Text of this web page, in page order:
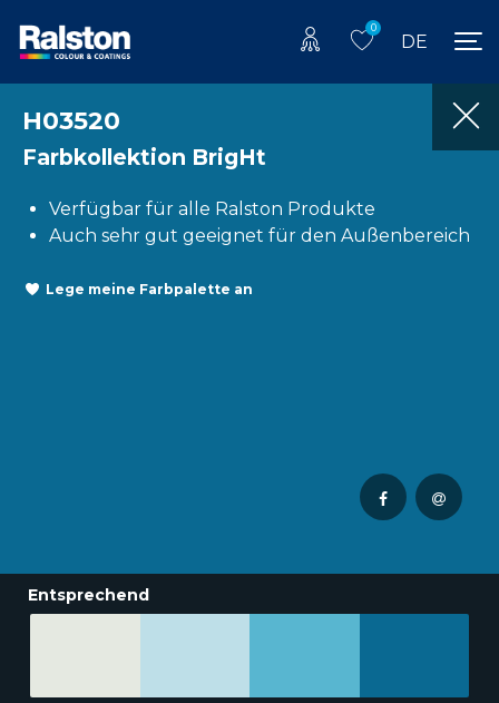
0
DE
H03520
Farbkollektion BrigHt
Verfügbar für alle Ralston Produkte
Auch sehr gut geeignet für den Außenbereich
Lege meine Farbpalette an
Entsprechend